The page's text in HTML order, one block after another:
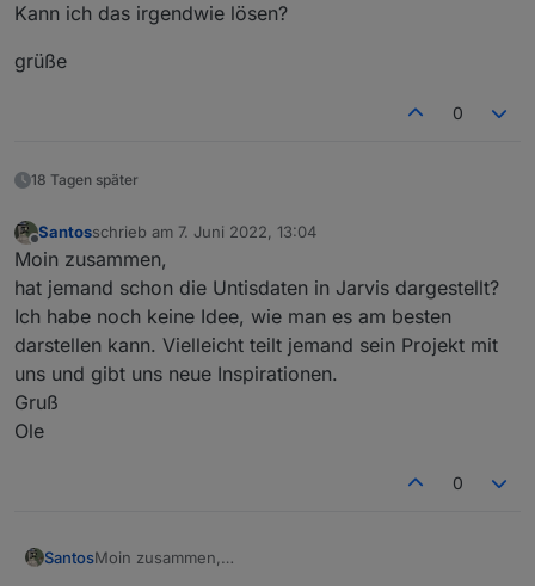
Kann ich das irgendwie lösen?
grüße
0
18 Tagen später
Offline
Santosschrieb am 7. Juni 2022, 13:04
zuletzt editiert von
Moin zusammen,
hat jemand schon die Untisdaten in Jarvis dargestellt?
Ich habe noch keine Idee, wie man es am besten
darstellen kann. Vielleicht teilt jemand sein Projekt mit
uns und gibt uns neue Inspirationen.
Gruß
Ole
0
SantosMoin zusammen,